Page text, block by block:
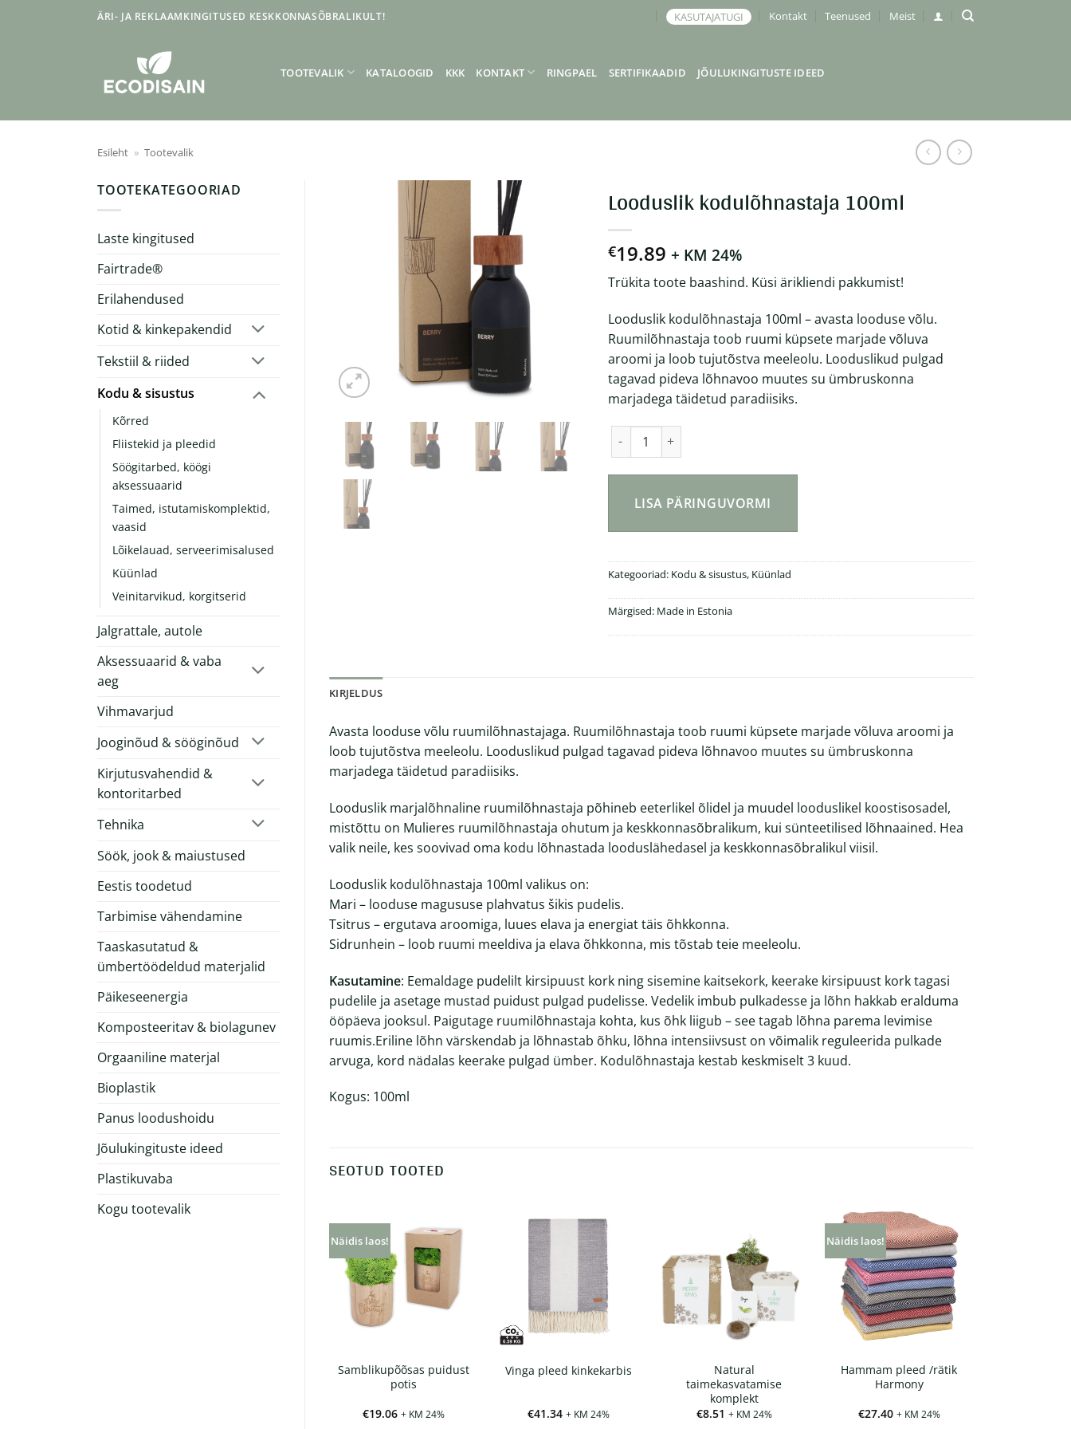
ÄRI- JA REKLAAMKINGITUSED KESKKONNASÕBRALIKULT! KASUTAJATUGI Kontakt Teenused Meist
TOOTEVALIK KATALOOGID KKK KONTAKT RINGPAEL SERTIFIKAADID JÕULUKINGITUSTE IDEED
Esileht » Tootevalik
TOOTEKATEGOORIAD
Laste kingitused
Fairtrade®
Erilahendused
Kotid & kinkepakendid
Tekstiil & riided
Kodu & sisustus
Kõrred
Fliistekid ja pleedid
Söögitarbed, köögi
aksessuaarid
Taimed, istutamiskomplektid,
vaasid
Lõikelauad, serveerimisalused
Küünlad
Veinitarvikud, korgitserid
Jalgrattale, autole
Aksessuaarid & vaba
aeg
Vihmavarjud
Jooginõud & sööginõud
Kirjutusvahendid &
kontoritarbed
Tehnika
Söök, jook & maiustused
Eestis toodetud
Tarbimise vähendamine
Taaskasutatud &
ümbertöödeldud materjalid
Päikeseenergia
Komposteeritav & biolagunev
Orgaaniline materjal
Bioplastik
Panus loodushoidu
Jõulukingituste ideed
Plastikuvaba
Kogu tootevalik
Looduslik kodulõhnastaja 100ml
€19.89 + KM 24%
Trükita toote baashind. Küsi ärikliendi pakkumist!
Looduslik kodulõhnastaja 100ml – avasta looduse võlu.
Ruumilõhnastaja toob ruumi küpsete marjade võluva
aroomi ja loob tujutõstva meeleolu. Looduslikud pulgad
tagavad pideva lõhnavoo muutes su ümbruskonna
marjadega täidetud paradiisiks.
LISA PÄRINGUVORMI
Kategooriad: Kodu & sisustus, Küünlad
Märgised: Made in Estonia
KIRJELDUS
Avasta looduse võlu ruumilõhnastajaga. Ruumilõhnastaja toob ruumi küpsete marjade võluva aroomi ja
loob tujutõstva meeleolu. Looduslikud pulgad tagavad pideva lõhnavoo muutes su ümbruskonna
marjadega täidetud paradiisiks.
Looduslik marjalõhnaline ruumilõhnastaja põhineb eeterlikel õlidel ja muudel looduslikel koostisosadel,
mistõttu on Mulieres ruumilõhnastaja ohutum ja keskkonnasõbralikum, kui sünteetilised lõhnaained. Hea
valik neile, kes soovivad oma kodu lõhnastada looduslähedasel ja keskkonnasõbralikul viisil.
Looduslik kodulõhnastaja 100ml valikus on:
Mari – looduse magususe plahvatus šikis pudelis.
Tsitrus – ergutava aroomiga, luues elava ja energiat täis õhkkonna.
Sidrunhein – loob ruumi meeldiva ja elava õhkkonna, mis tõstab teie meeleolu.
Kasutamine: Eemaldage pudelilt kirsipuust kork ning sisemine kaitsekork, keerake kirsipuust kork tagasi
pudelile ja asetage mustad puidust pulgad pudelisse. Vedelik imbub pulkadesse ja lõhn hakkab eralduma
ööpäeva jooksul. Paigutage ruumilõhnastaja kohta, kus õhk liigub – see tagab lõhna parema levimise
ruumis.Eriline lõhn värskendab ja lõhnastab õhku, lõhna intensiivsust on võimalik reguleerida pulkade
arvuga, kord nädalas keerake pulgad ümber. Kodulõhnastaja kestab keskmiselt 3 kuud.
Kogus: 100ml
SEOTUD TOOTED
Näidis laos!
Samblikupõõsas puidust
potis
€19.06 + KM 24%
Vinga pleed kinkekarbis
€41.34 + KM 24%
Natural
taimekasvatamise
komplekt
€8.51 + KM 24%
Näidis laos!
Hammam pleed /rätik
Harmony
€27.40 + KM 24%